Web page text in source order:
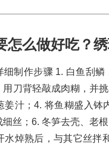
怎么做好吃？
细制作步骤 1. 白鱼刮
用刀背轻敲成肉糊，并
姜汁；4. 将鱼糊盛入钵
丝；6. 冬笋去壳、老
水焯熟后，与其它丝拌